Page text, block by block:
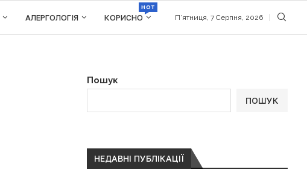
АЛЕРГОЛОГІЯ КОРИСНО
HOT
П’ятниця, 7 Серпня, 2026
Пошук
ПОШУК
НЕДАВНІ ПУБЛІКАЦІЇ